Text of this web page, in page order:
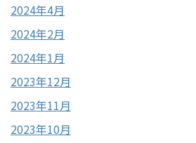
2024年4月
2024年2月
2024年1月
2023年12月
2023年11月
2023年10月